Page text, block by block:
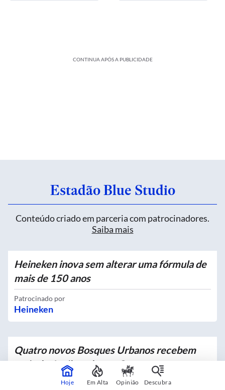
CONTINUA APÓS A PUBLICIDADE
Estadão Blue Studio
Conteúdo criado em parceria com patrocinadores.
Saiba mais
Heineken inova sem alterar uma fórmula de
mais de 150 anos
Patrocinado por
Heineken
Quatro novos Bosques Urbanos recebem
mais de 4 mil mudas no Centro
Em parceria comHoje Em Alta Opinião Descubra